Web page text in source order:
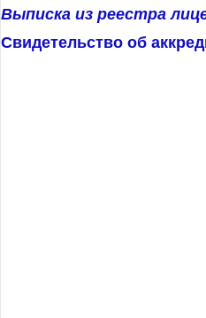
Выписка из реестра
Свидетельство об